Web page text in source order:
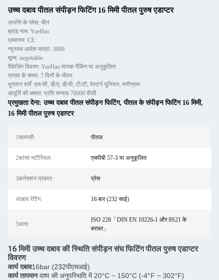
उच्च दबाव पीतल संपीड़न फिटिंग 16 मिमी पीतल पुरुष एडाप्टर
उत्पत्ति के प्लेस: चीन
ब्रांड नाम: YueHao
प्रमाणन: CE
न्यूनतम आदेश मात्रा: 3000
मूल्य: negotiable
पैकेजिंग विवरण: YueHao मानक पैकिंग या अनुकूलित
प्रसव के समय: 7 दिनों के भीतर
भुगतान शर्तें: एल/सी, डी/ए, डी/पी, टी/टी, वेस्टर्न यूनियन, मनीग्राम
आपूर्ति की क्षमता: प्रति सप्ताह 70000 पीसी
प्रमुखता देना:उच्च दबाव पीतल संपीड़न फिटिंग,पीतल के संपीड़न फिटिंग 16 मिमी,
16 मिमी पीतल पुरुष एडाप्टर
1सामग्री: पीतल
2कांसा मटीरियल: एचपीबी 57-3 या अनुकूलित
3कनेक्शन प्रकार: प्रेस
4दबाव रेटिंग: 16 बार (232 साई)
5धागा:
ISO 228「DIN EN 10226-1 और 8S21 के
बराबर」
16 मिमी उच्च दबाव की स्थिति संपीड़न संघ फिटिंग पीतल पुरुष एडाप्टर
विवरण
कार्य दबाव16bar (232पीएसआई)
कार्य तापमान वाष्प की अनुपस्थिति में 20°C ~ 150°C (-4°F ~ 302°F)